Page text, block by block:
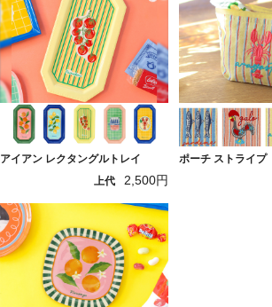
アイアン レクタングルトレイ
上代
2,500円
ポーチ ストライプ